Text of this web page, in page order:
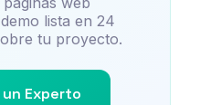
lista en 24
tu proyecto.
Experto